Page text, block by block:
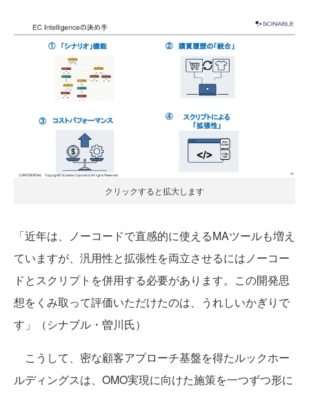
クリックすると拡大します
「近年は、ノーコードで直感的に使えるMAツールも増え
ていますが、汎用性と拡張性を両立させるにはノーコー
ドとスクリプトを併用する必要があります。この開発思
想をくみ取って評価いただけたのは、うれしいかぎりで
す」（シナブル・曽川氏）
こうして、密な顧客アプローチ基盤を得たルックホー
ルディングスは、OMO実現に向けた施策を一つずつ形に